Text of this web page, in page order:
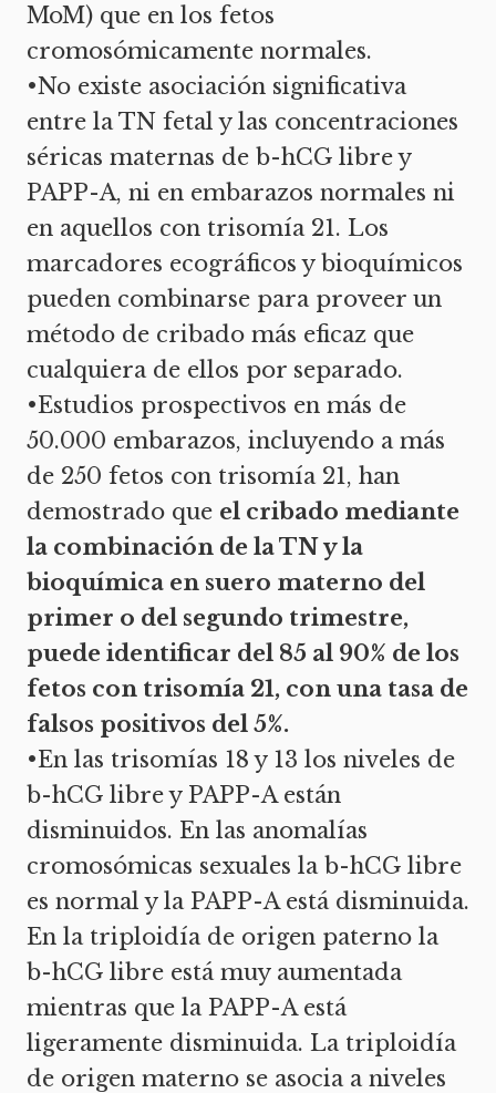
MoM) que en los fetos
cromosómicamente normales.
•No existe asociación significativa
entre la TN fetal y las concentraciones
séricas maternas de b-hCG libre y
PAPP-A, ni en embarazos normales ni
en aquellos con trisomía 21. Los
marcadores ecográficos y bioquímicos
pueden combinarse para proveer un
método de cribado más eficaz que
cualquiera de ellos por separado.
•Estudios prospectivos en más de
50.000 embarazos, incluyendo a más
de 250 fetos con trisomía 21, han
demostrado que el cribado mediante
la combinación de la TN y la
bioquímica en suero materno del
primer o del segundo trimestre,
puede identificar del 85 al 90% de los
fetos con trisomía 21, con una tasa de
falsos positivos del 5%.
•En las trisomías 18 y 13 los niveles de
b-hCG libre y PAPP-A están
disminuidos. En las anomalías
cromosómicas sexuales la b-hCG libre
es normal y la PAPP-A está disminuida.
En la triploidía de origen paterno la
b-hCG libre está muy aumentada
mientras que la PAPP-A está
ligeramente disminuida. La triploidía
de origen materno se asocia a niveles